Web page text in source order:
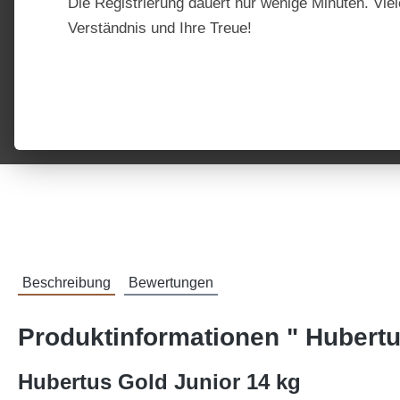
Beschreibung Bewertungen
Produktinformationen "
Hubertus Gold Junior 14 kg
Die Registrierung dauert nur wenige Minuten.
Verständnis und Ihre Treue!